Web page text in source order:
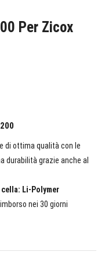
Per Zicox
di ottima qualità con le
durabilità grazie anche al
Li-Polymer
nei 30 giorni